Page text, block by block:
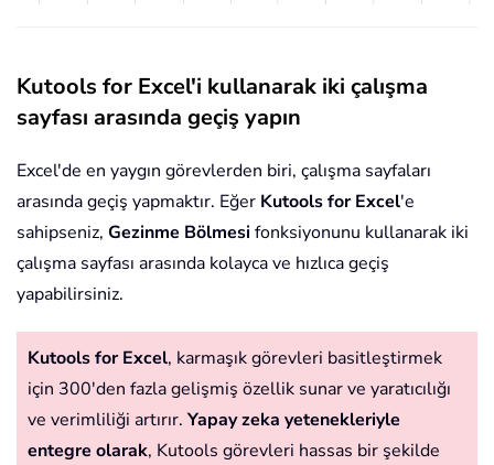
Kutools for Excel'i kullanarak iki çalışma
sayfası arasında geçiş yapın
Excel'de en yaygın görevlerden biri, çalışma sayfaları
arasında geçiş yapmaktır. Eğer Kutools for Excel'e
sahipseniz, Gezinme Bölmesi fonksiyonunu kullanarak iki
çalışma sayfası arasında kolayca ve hızlıca geçiş
yapabilirsiniz.
Kutools for Excel, karmaşık görevleri basitleştirmek
için 300'den fazla gelişmiş özellik sunar ve yaratıcılığı
ve verimliliği artırır. Yapay zeka yetenekleriyle
entegre olarak, Kutools görevleri hassas bir şekilde